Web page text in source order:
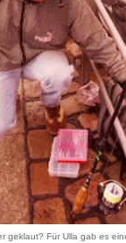
geklaut? Für Ulla gab es